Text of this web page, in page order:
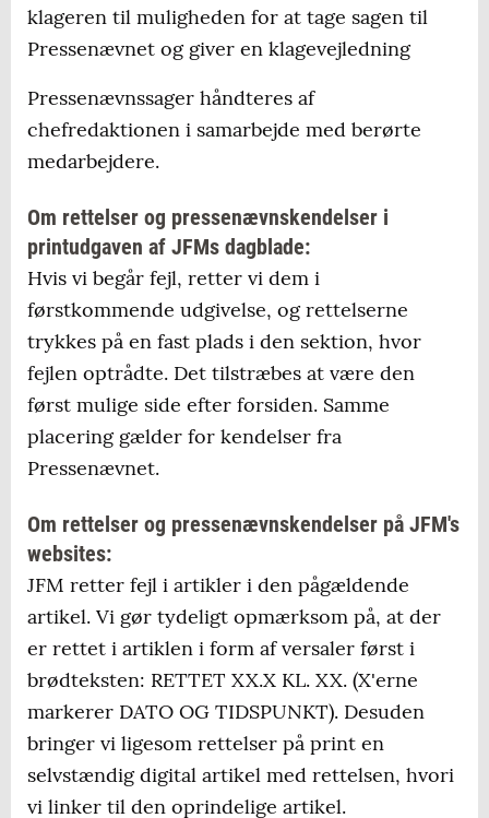
klageren til muligheden for at tage sagen til
Pressenævnet og giver en klagevejledning
Pressenævnssager håndteres af
chefredaktionen i samarbejde med berørte
medarbejdere.
Om rettelser og pressenævnskendelser i
printudgaven af JFMs dagblade:
Hvis vi begår fejl, retter vi dem i
førstkommende udgivelse, og rettelserne
trykkes på en fast plads i den sektion, hvor
fejlen optrådte. Det tilstræbes at være den
først mulige side efter forsiden. Samme
placering gælder for kendelser fra
Pressenævnet.
Om rettelser og pressenævnskendelser på JFM's
websites:
JFM retter fejl i artikler i den pågældende
artikel. Vi gør tydeligt opmærksom på, at der
er rettet i artiklen i form af versaler først i
brødteksten: RETTET XX.X KL. XX. (X'erne
markerer DATO OG TIDSPUNKT). Desuden
bringer vi ligesom rettelser på print en
selvstændig digital artikel med rettelsen, hvori
vi linker til den oprindelige artikel.